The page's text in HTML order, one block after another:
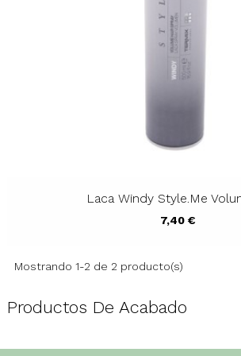
Laca Windy Style.Me
Precio
7,40 €
Mostrando 1-2 de 2 producto(s)
Productos De Acabado